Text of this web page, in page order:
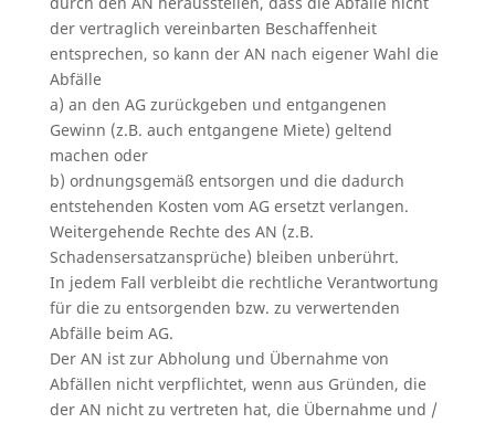
der vertraglich vereinbarten Beschaffenheit
entsprechen, so kann der AN nach eigener Wahl die
Abfälle
a) an den AG zurückgeben und entgangenen
Gewinn (z.B. auch entgangene Miete) geltend
machen oder
b) ordnungsgemäß entsorgen und die dadurch
entstehenden Kosten vom AG ersetzt verlangen.
Weitergehende Rechte des AN (z.B.
Schadensersatzansprüche) bleiben unberührt.
In jedem Fall verbleibt die rechtliche Verantwortung
für die zu entsorgenden bzw. zu verwertenden
Abfälle beim AG.
Der AN ist zur Abholung und Übernahme von
Abfällen nicht verpflichtet, wenn aus Gründen, die
der AN nicht zu vertreten hat, die Übernahme und /